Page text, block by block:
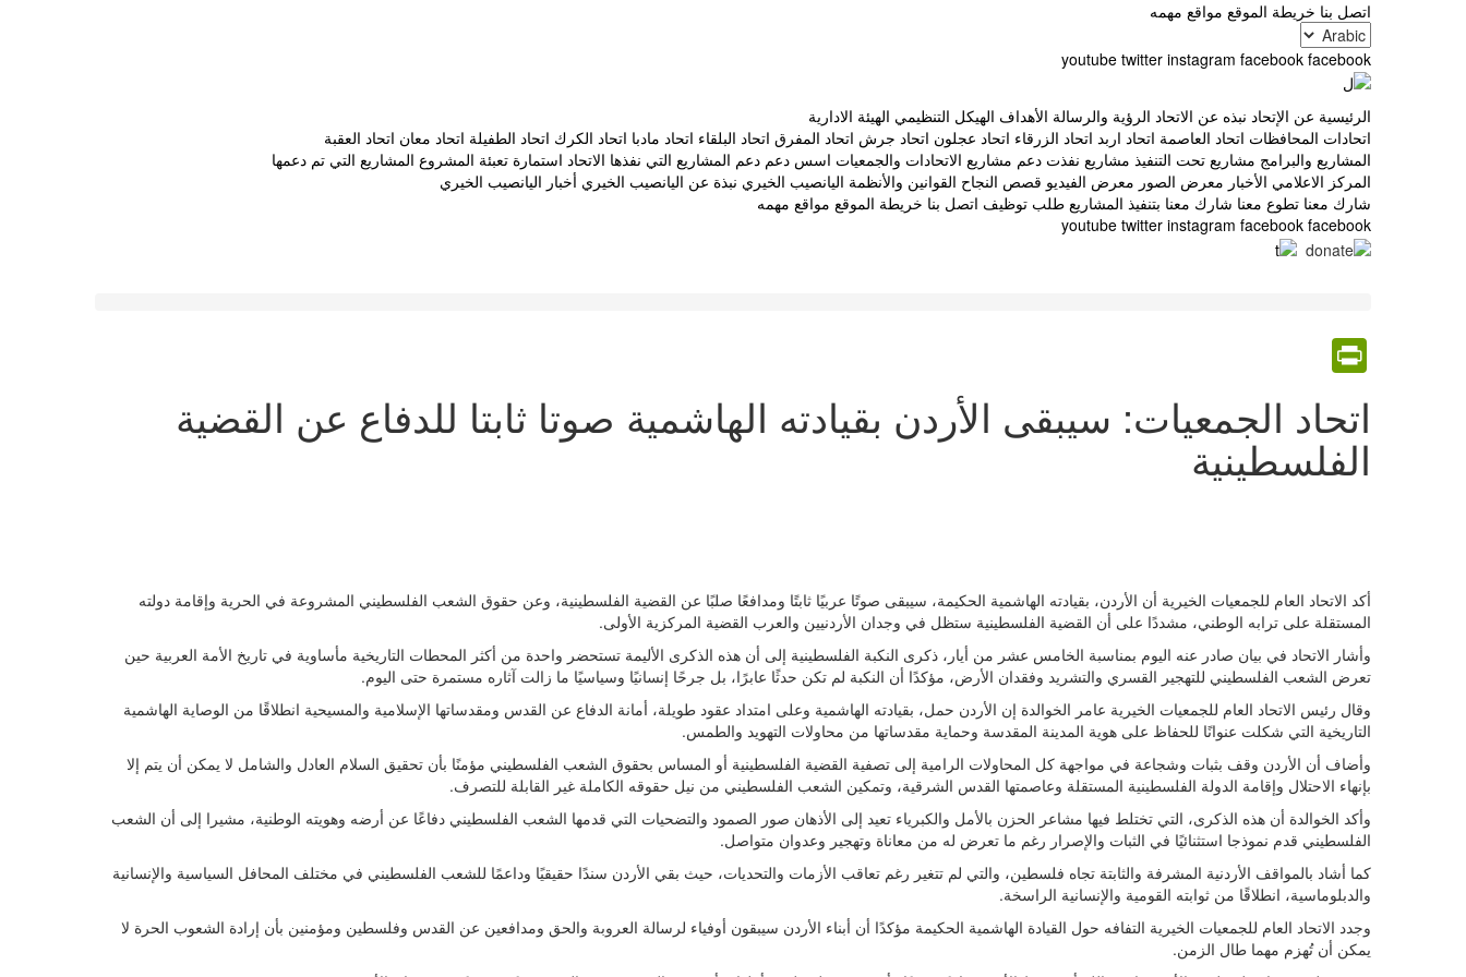
القائمة
العلوية
(header
top)
اتصل بنا خريطة الموقع مواقع مهمه
Select
your
language
social
media
facebook
facebook
instagram
twitter
youtube
Main
navigation
الرئيسية عن الإتحاد نبذه عن الاتحاد الرؤية والرسالة الأهداف الهيكل التنظيمي الهيئة الادارية
اتحادات المحافظات اتحاد العاصمة اتحاد اربد اتحاد الزرقاء اتحاد عجلون اتحاد جرش اتحاد المفرق اتحاد البلقاء اتحاد مادبا اتحاد الكرك اتحاد الطفيلة اتحاد معان اتحاد العقبة
المشاريع والبرامج مشاريع تحت التنفيذ مشاريع نفذت دعم مشاريع الاتحادات والجمعيات اسس دعم دعم المشاريع التي نفذها الاتحاد استمارة تعبئة المشروع المشاريع التي تم دعمها
المركز الاعلامي الأخبار معرض الصور معرض الفيديو قصص النجاح القوانين والأنظمة اليانصيب الخيري نبذة عن اليانصيب الخيري أخبار اليانصيب الخيري
شارك معنا تطوع معنا شارك معنا بتنفيذ المشاريع طلب توظيف اتصل بنا خريطة الموقع مواقع مهمه
social
facebook
facebook
instagram
twitter
youtube
اتحاد الجمعيات: سيبقى الأردن بقيادته الهاشمية صوتا ثابتا للدفاع عن القضية
الفلسطينية
أكد الاتحاد العام للجمعيات الخيرية أن الأردن، بقيادته الهاشمية الحكيمة، سيبقى صوتًا عربيًا ثابتًا ومدافعًا صلبًا عن القضية الفلسطينية، وعن حقوق الشعب الفلسطيني المشروعة في الحرية وإقامة دولته
المستقلة على ترابه الوطني، مشددًا على أن القضية الفلسطينية ستظل في وجدان الأردنيين والعرب القضية المركزية الأولى.
وأشار الاتحاد في بيان صادر عنه اليوم بمناسبة الخامس عشر من أيار، ذكرى النكبة الفلسطينية إلى أن هذه الذكرى الأليمة تستحضر واحدة من أكثر المحطات التاريخية مأساوية في تاريخ الأمة العربية حين
تعرض الشعب الفلسطيني للتهجير القسري والتشريد وفقدان الأرض، مؤكدًا أن النكبة لم تكن حدثًا عابرًا، بل جرحًا إنسانيًا وسياسيًا ما زالت آثاره مستمرة حتى اليوم.
وقال رئيس الاتحاد العام للجمعيات الخيرية عامر الخوالدة إن الأردن حمل، بقيادته الهاشمية وعلى امتداد عقود طويلة، أمانة الدفاع عن القدس ومقدساتها الإسلامية والمسيحية انطلاقًا من الوصاية الهاشمية
التاريخية التي شكلت عنوانًا للحفاظ على هوية المدينة المقدسة وحماية مقدساتها من محاولات التهويد والطمس.
وأضاف أن الأردن وقف بثبات وشجاعة في مواجهة كل المحاولات الرامية إلى تصفية القضية الفلسطينية أو المساس بحقوق الشعب الفلسطيني مؤمنًا بأن تحقيق السلام العادل والشامل لا يمكن أن يتم إلا
بإنهاء الاحتلال وإقامة الدولة الفلسطينية المستقلة وعاصمتها القدس الشرقية، وتمكين الشعب الفلسطيني من نيل حقوقه الكاملة غير القابلة للتصرف.
وأكد الخوالدة أن هذه الذكرى، التي تختلط فيها مشاعر الحزن بالأمل والكبرياء تعيد إلى الأذهان صور الصمود والتضحيات التي قدمها الشعب الفلسطيني دفاعًا عن أرضه وهويته الوطنية، مشيرا إلى أن الشعب
الفلسطيني قدم نموذجا استثنائيًا في الثبات والإصرار رغم ما تعرض له من معاناة وتهجير وعدوان متواصل.
كما أشاد بالمواقف الأردنية المشرفة والثابتة تجاه فلسطين، والتي لم تتغير رغم تعاقب الأزمات والتحديات، حيث بقي الأردن سندًا حقيقيًا وداعمًا للشعب الفلسطيني في مختلف المحافل السياسية والإنسانية
والدبلوماسية، انطلاقًا من ثوابته القومية والإنسانية الراسخة.
وجدد الاتحاد العام للجمعيات الخيرية التفافه حول القيادة الهاشمية الحكيمة مؤكدًا أن أبناء الأردن سيبقون أوفياء لرسالة العروبة والحق ومدافعين عن القدس وفلسطين ومؤمنين بأن إرادة الشعوب الحرة لا
يمكن أن تُهزم مهما طال الزمن.